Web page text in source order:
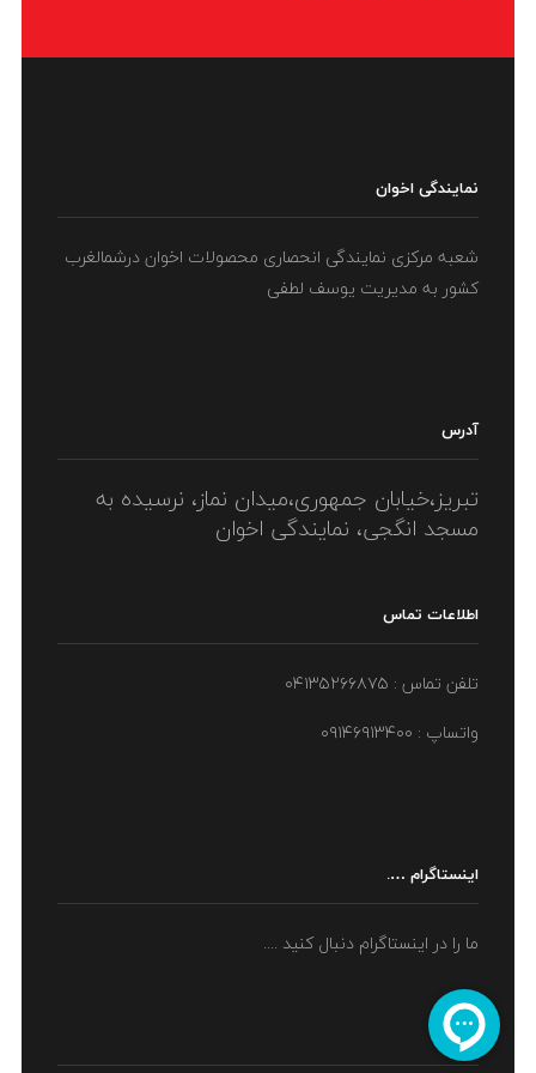
نمایندگی اخوان
شعبه مرکزی نمایندگی انحصاری محصولات اخوان درشمالغرب
کشور به مدیریت یوسف لطفی
آدرس
تبریز،خیابان جمهوری،میدان نماز، نرسیده به
مسجد انگجی، نمایندگی اخوان
اطلاعات تماس
تلفن تماس : ۰۴۱۳۵۲۶۶۸۷۵
واتساپ : ۰۹۱۴۶۹۱۳۴۰۰
اینستاگرام ….
ما را در اینستاگرام دنبال کنید ....
اینماد